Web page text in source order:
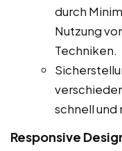
durch
Nutzung
Techniken.
schnell und
Responsive